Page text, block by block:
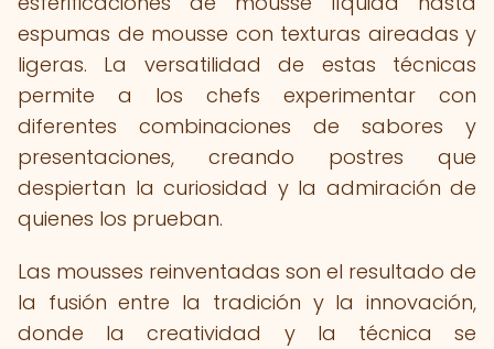
espumas de mousse con texturas aireadas y
ligeras. La versatilidad de estas técnicas
permite a los chefs experimentar con
diferentes combinaciones de sabores y
presentaciones, creando postres que
despiertan la curiosidad y la admiración de
quienes los prueban.
Las mousses reinventadas son el resultado de
la fusión entre la tradición y la innovación,
donde la creatividad y la técnica se